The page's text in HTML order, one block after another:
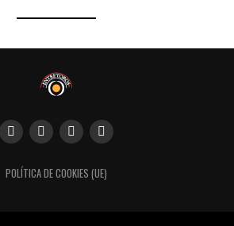
POLÍTICA DE COOKIES (UE)